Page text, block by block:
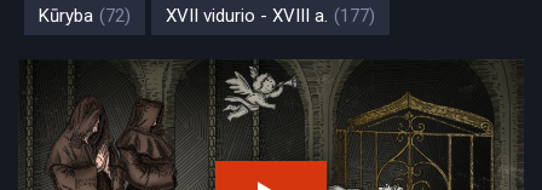
Kūryba (72) XVII vidurio - XVIII a. (177)